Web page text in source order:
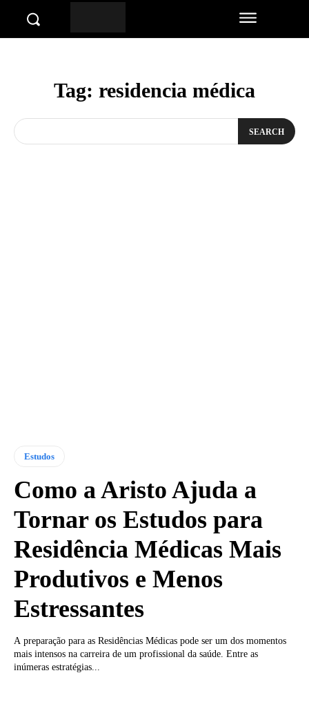
Tag: residencia médica
SEARCH
Estudos
Como a Aristo Ajuda a
Tornar os Estudos para
Residência Médicas Mais
Produtivos e Menos
Estressantes
A preparação para as Residências Médicas pode ser um dos momentos
mais intensos na carreira de um profissional da saúde. Entre as
inúmeras estratégias...